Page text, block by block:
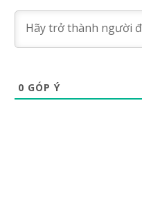
0 GÓP Ý